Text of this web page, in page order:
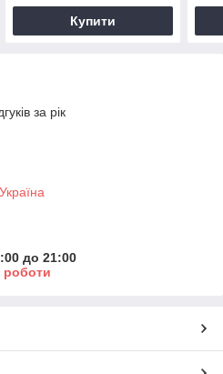
Купити
за рік
до 21:00
роботи